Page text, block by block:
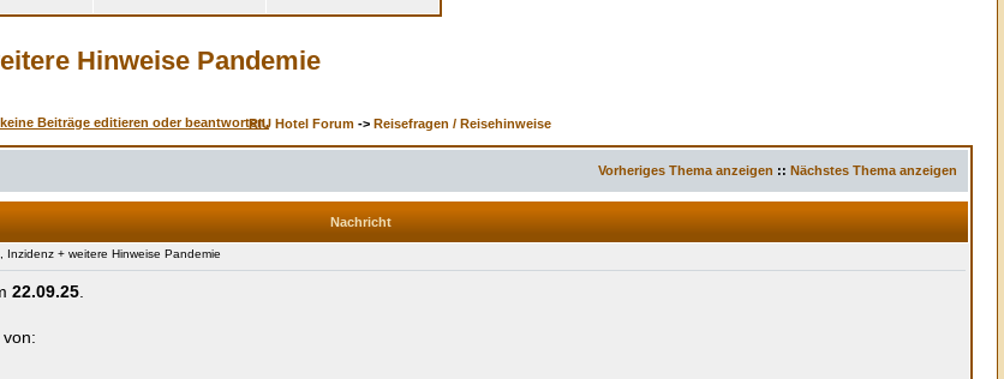
Hinweise Pandemie
RIU Hotel Forum -> Reisefragen / Reisehinweise
Vorheriges Thema anzeigen :: Nächstes Thema anzeigen
Nachricht
+ weitere Hinweise Pandemie
22.09.25